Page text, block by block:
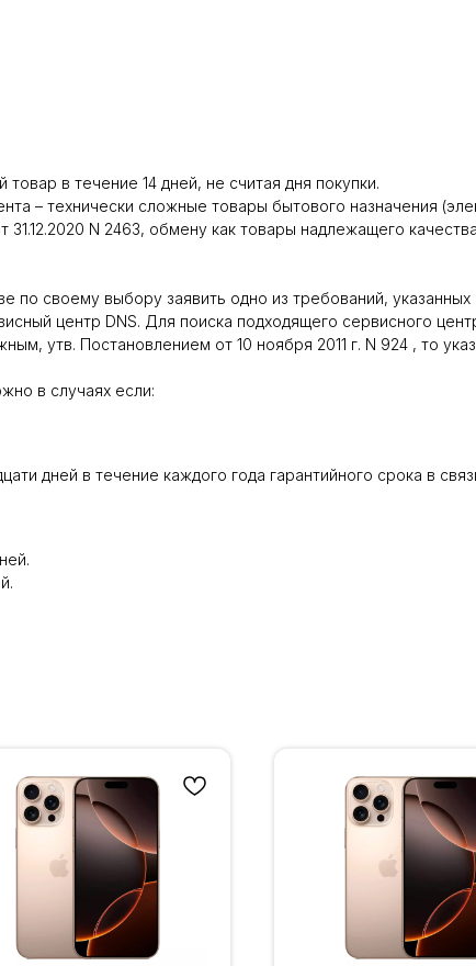
в течение 14 дней, не считая дня покупки.
– технически сложные товары бытового назначения
N 2463, обмену как товары надлежащего
своему выбору заявить одно из требований, указанных
центр DNS. Для поиска подходящего сервисного
утв. Постановлением от 10 ноября 2011 г. N 924 , то
в случаях если:
дней в течение каждого года гарантийного срока в